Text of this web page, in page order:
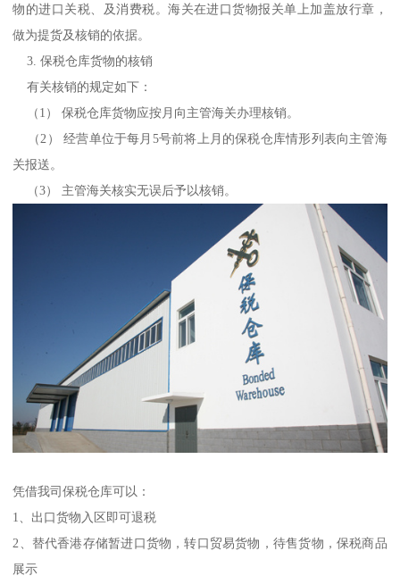
物的进口关税、及消费税。海关在进口货物报关单上加盖放行章，
做为提货及核销的依据。
3. 保税仓库货物的核销
有关核销的规定如下：
（1） 保税仓库货物应按月向主管海关办理核销。
（2） 经营单位于每月5号前将上月的保税仓库情形列表向主管海
关报送。
（3） 主管海关核实无误后予以核销。
凭借我司保税仓库可以：
1、出口货物入区即可退税
2、替代香港存储暂进口货物，转口贸易货物，待售货物，保税商品
展示